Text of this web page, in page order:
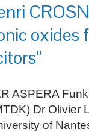
oxides
ASPERA
Dr Olivier
of